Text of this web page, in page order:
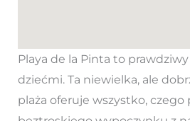
Playa de la Pinta to
dziećmi. Ta niewielka, ale
plaża oferuje wszystko, czego